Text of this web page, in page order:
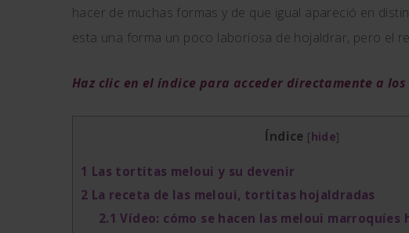
hacer de muchas formas y de que igual apareció en
esta una forma un poco laboriosa de hojaldrar, pero el
Haz clic en el índice para acceder directamente a
Índice [hide]
1 Las tortitas meloui y su devenir
2 La receta de las meloui, tortitas hojaldradas
2.1 Vídeo: cómo se hacen las meloui marroquíes